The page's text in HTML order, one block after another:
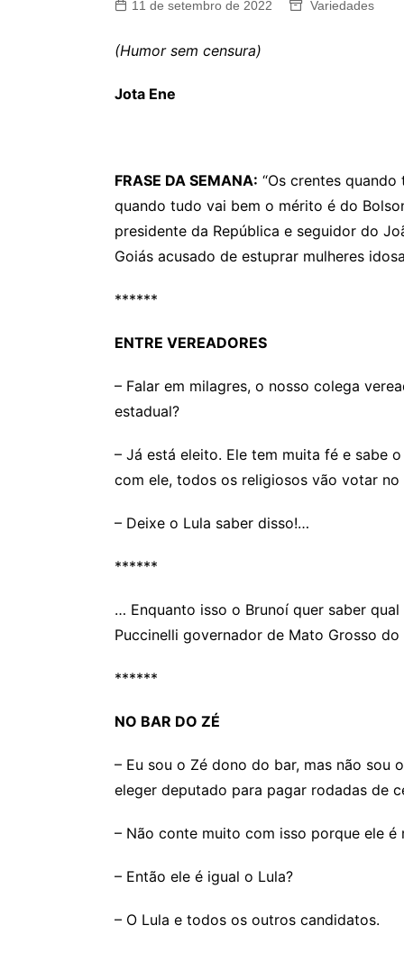
11 de setembro de 2022 Variedades
(Humor sem censura)
Jota Ene
FRASE DA SEMANA: “Os crentes
quando tudo vai bem o mérito é do
presidente da República e seguidor do
Goiás acusado de estuprar mulheres
******
ENTRE VEREADORES
– Falar em milagres, o nosso colega
estadual?
– Já está eleito. Ele tem muita fé e sabe
com ele, todos os religiosos vão votar no
– Deixe o Lula saber disso!…
******
… Enquanto isso o Brunoí quer saber
Puccinelli governador de Mato Grosso do
******
NO BAR DO ZÉ
– Eu sou o Zé dono do bar, mas não sou
eleger deputado para pagar rodadas de
– Não conte muito com isso porque ele
– Então ele é igual o Lula?
– O Lula e todos os outros candidatos.